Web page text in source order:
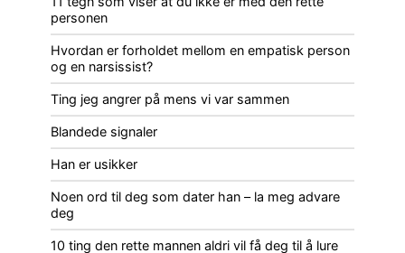
personen
Hvordan er forholdet mellom en empatisk person
og en narsissist?
Ting jeg angrer på mens vi var sammen
Blandede signaler
Han er usikker
Noen ord til deg som dater han – la meg advare
deg
10 ting den rette mannen aldri vil få deg til å lure